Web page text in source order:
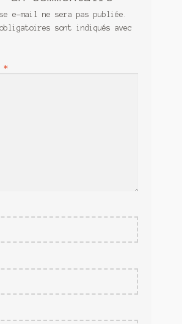
e-mail ne sera pas publiée.
obligatoires sont indiqués avec
*